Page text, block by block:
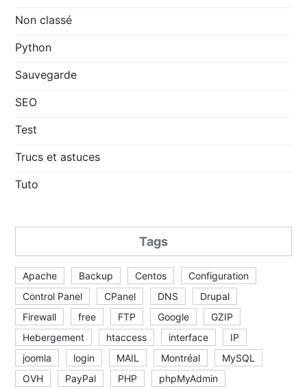
Non classé
Python
Sauvegarde
SEO
Test
Trucs et astuces
Tuto
Tags
Apache Backup Centos
Configuration
Control Panel
CPanel DNS
Drupal
Firewall
free FTP Google
GZIP
Hebergement
htaccess interface
IP
joomla
login MAIL Montréal
MySQL
OVH
PayPal PHP
phpMyAdmin